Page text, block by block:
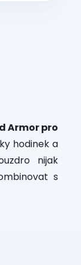
Armor pro
hodinek a
nijak
s